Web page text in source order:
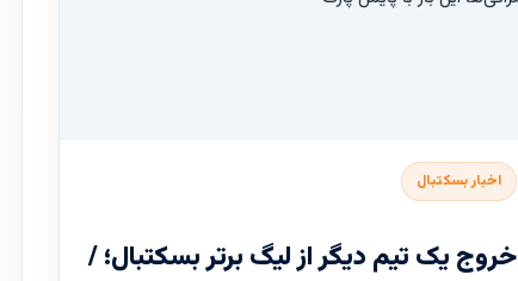
اخبار بسکتبال
خروج یک تیم دیگر از لیگ برتر بسکتبال؛ /